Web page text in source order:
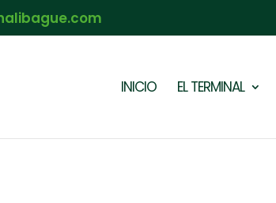
INICIO EL TERMINAL